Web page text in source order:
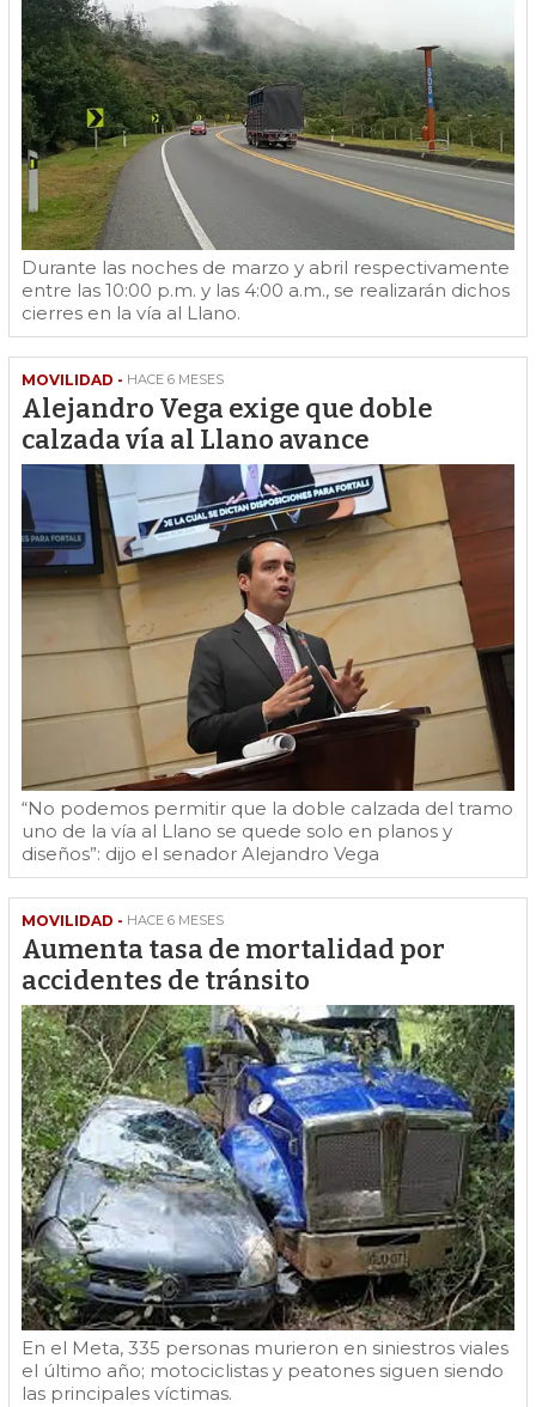
Durante las noches de marzo y abril respectivamente
entre las 10:00 p.m. y las 4:00 a.m., se realizarán dichos
cierres en la vía al Llano.
MOVILIDAD - HACE 6 MESES
Alejandro Vega exige que doble
calzada vía al Llano avance
“No podemos permitir que la doble calzada del tramo
uno de la vía al Llano se quede solo en planos y
diseños”: dijo el senador Alejandro Vega
MOVILIDAD - HACE 6 MESES
Aumenta tasa de mortalidad por
accidentes de tránsito
En el Meta, 335 personas murieron en siniestros viales
el último año; motociclistas y peatones siguen siendo
las principales víctimas.